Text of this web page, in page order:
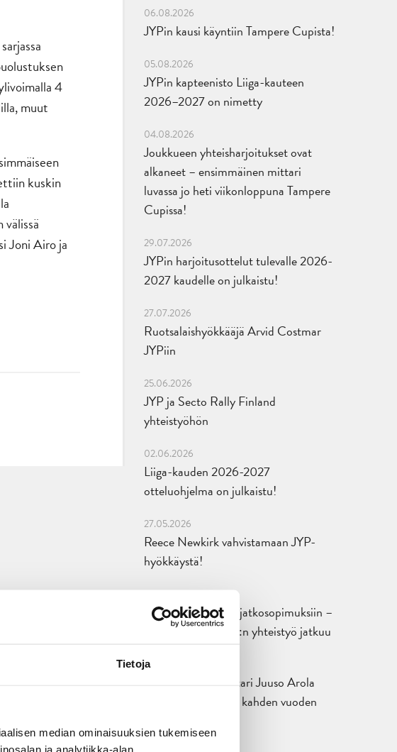
Tietoja
median ominaisuuksien tukemiseen
ja analytiikka-alan
4
muut
kuskin
Joni Airo ja
06.08.2026
JYPin kausi käyntiin Tampere Cupista!
05.08.2026
JYPin kapteenisto Liiga-kauteen
2026–2027 on nimetty
04.08.2026
Joukkueen yhteisharjoitukset ovat
alkaneet – ensimmäinen mittari
luvassa jo heti viikonloppuna Tampere
Cupissa!
29.07.2026
JYPin harjoitusottelut tulevalle 2026-
2027 kaudelle on julkaistu!
27.07.2026
Ruotsalaishyökkääjä Arvid Costmar
JYPiin
25.06.2026
JYP ja Secto Rally Finland
yhteistyöhön
02.06.2026
Liiga-kauden 2026-2027
otteluohjelma on julkaistu!
27.05.2026
Reece Newkirk vahvistamaan JYP-
hyökkäystä!
18.05.2026
Jaatinen ja Liljamo jatkosopimuksiin –
JYPin ja KeuPa HT:n yhteistyö jatkuu
14.05.2026
Tuore Sveitsin mestari Juuso Arola
JYP-puolustukseen kahden vuoden